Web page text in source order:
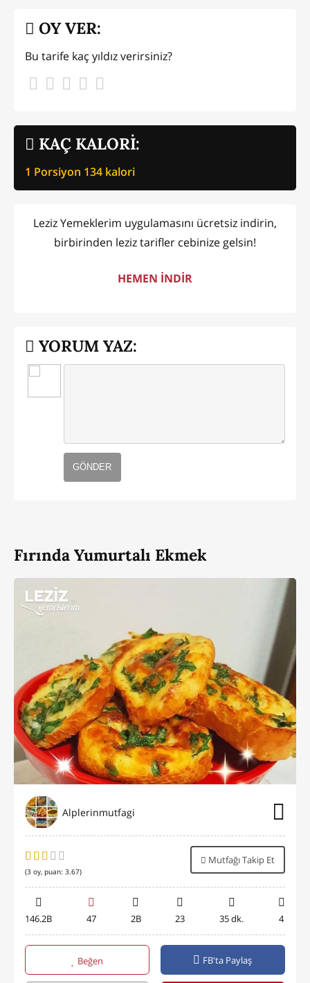
KAÇ KALORİ:
1 Porsiyon 134 kalori
OY VER:
Bu tarife kaç yıldız verirsiniz?
Leziz Yemeklerim uygulamasını ücretsiz indirin,
birbirinden leziz tarifler cebinize gelsin!
HEMEN İNDİR
YORUM YAZ:
GÖNDER
Fırında Yumurtalı Ekmek
Alplerinmutfagi
(3 oy, puan: 3.67)
Mutfağı Takip Et
146.2B 47 2B 23 35 dk. 4
Beğen FB'ta Paylaş